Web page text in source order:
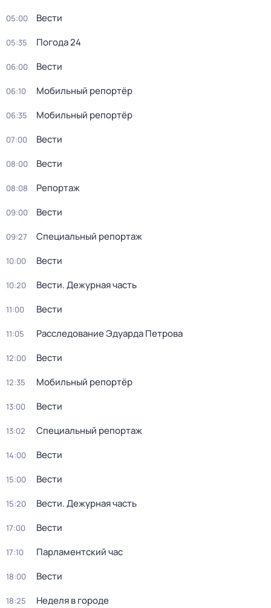
05:00 Вести
05:35 Погода 24
06:00 Вести
06:10 Мобильный репортёр
06:35 Мобильный репортёр
07:00 Вести
08:00 Вести
08:08 Репортаж
09:00 Вести
09:27 Специальный репортаж
10:00 Вести
10:20 Вести. Дежурная часть
11:00 Вести
11:05 Расследование Эдуарда Петрова
12:00 Вести
12:35 Мобильный репортёр
13:00 Вести
13:02 Специальный репортаж
14:00 Вести
15:00 Вести
15:20 Вести. Дежурная часть
17:00 Вести
17:10 Парламентский час
18:00 Вести
18:25 Неделя в городе